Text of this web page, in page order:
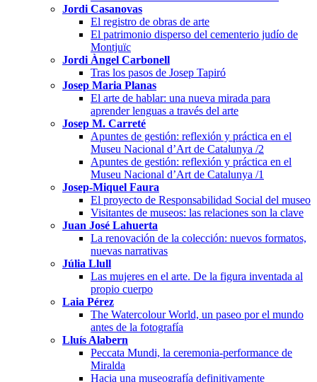
Jordi Casanovas
El registro de obras de arte
El patrimonio disperso del cementerio judío de
Montjuïc
Jordi Àngel Carbonell
Tras los pasos de Josep Tapiró
Josep Maria Planas
El arte de hablar: una nueva mirada para
aprender lenguas a través del arte
Josep M. Carreté
Apuntes de gestión: reflexión y práctica en el
Museu Nacional d’Art de Catalunya /2
Apuntes de gestión: reflexión y práctica en el
Museu Nacional d’Art de Catalunya /1
Josep-Miquel Faura
El proyecto de Responsabilidad Social del museo
Visitantes de museos: las relaciones son la clave
Juan José Lahuerta
La renovación de la colección: nuevos formatos,
nuevas narrativas
Júlia Llull
Las mujeres en el arte. De la figura inventada al
propio cuerpo
Laia Pérez
The Watercolour World, un paseo por el mundo
antes de la fotografía
Lluís Alabern
Peccata Mundi, la ceremonia-performance de
Miralda
Hacia una museografía definitivamente